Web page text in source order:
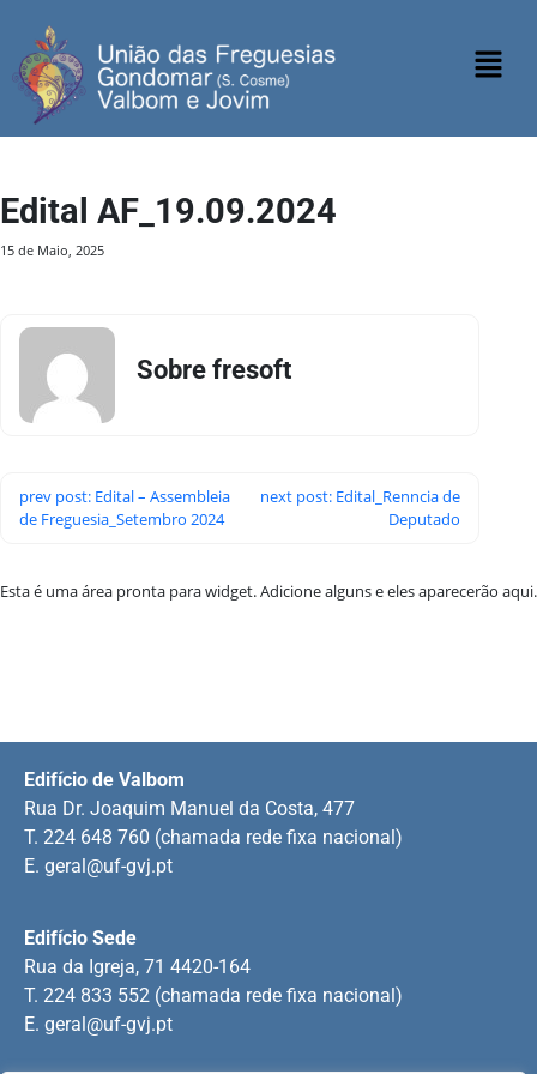
Edital AF_19.09.2024
15 de Maio, 2025
Sobre fresoft
prev post: Edital – Assembleia
de Freguesia_Setembro 2024
next post: Edital_Renncia de
Deputado
Esta é uma área pronta para widget. Adicione alguns e eles aparecerão aqui.
Edifício Sede
Rua da Igreja, 71 4420-164
T. 224 833 552 (chamada rede fixa nacional)
E. geral@uf-gvj.pt
Edifício de Valbom
Rua Dr. Joaquim Manuel da Costa, 477
T. 224 648 760 (chamada rede fixa nacional)
E. geral@uf-gvj.pt